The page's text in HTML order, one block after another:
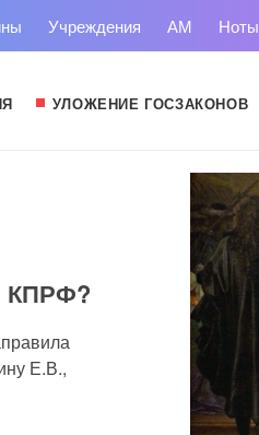
Учреждения АМ Ноты
УЛОЖЕНИЕ ГОСЗАКОНОВ
КПРФ?
Е.В.,